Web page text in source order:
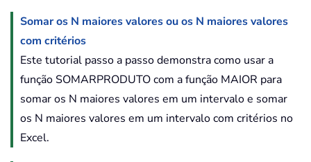
Somar os N maiores valores ou os N maiores valores
com critérios
Este tutorial passo a passo demonstra como usar a
função SOMARPRODUTO com a função MAIOR para
somar os N maiores valores em um intervalo e somar
os N maiores valores em um intervalo com critérios no
Excel.